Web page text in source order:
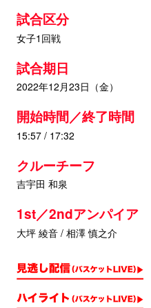
試合区分
女子1回戦
試合期日
2022年12月23日（金）
開始時間／終了時間
15:57 / 17:32
クルーチーフ
吉宇田 和泉
1st／2ndアンパイア
大坪 綾音 / 相澤 慎之介